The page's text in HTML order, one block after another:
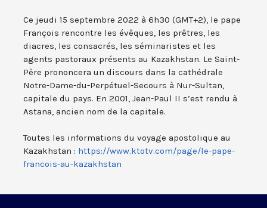
Ce jeudi 15 septembre 2022 à 6h30 (GMT+2), le pape
François rencontre les évêques, les prêtres, les
diacres, les consacrés, les séminaristes et les
agents pastoraux présents au Kazakhstan. Le Saint-
Père prononcera un discours dans la cathédrale
Notre-Dame-du-Perpétuel-Secours à Nur-Sultan,
capitale du pays. En 2001, Jean-Paul II s’est rendu à
Astana, ancien nom de la capitale.
Toutes les informations du voyage apostolique au
Kazakhstan : https://www.ktotv.com/page/le-pape-
francois-au-kazakhstan